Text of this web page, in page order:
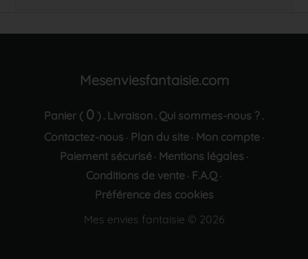
Mesenviesfantaisie.com
Panier ( 0 ) . Livraison . Qui sommes-nous ? .
Contactez-nous · Plan du site· Mon compte·
Paiement sécurisé· Mentions légales ·
Conditions de vente · F.A.Q ·
Préférence des cookies
Mes envies fantaisie © 2026